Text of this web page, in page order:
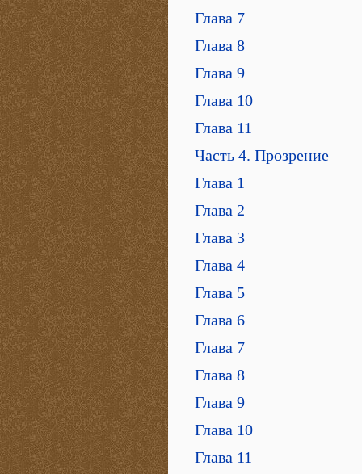
Глава 7
Глава 8
Глава 9
Глава 10
Глава 11
Часть 4. Прозрение
Глава 1
Глава 2
Глава 3
Глава 4
Глава 5
Глава 6
Глава 7
Глава 8
Глава 9
Глава 10
Глава 11